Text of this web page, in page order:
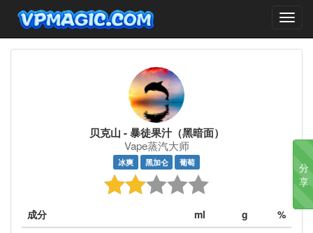
贝克山 - 暴徒果汁（黑暗面）
Vape蒸汽大师
冰爽 黑加仑 葡萄
成分 ml g
%
分
享